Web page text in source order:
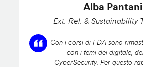
Alba Pantani
Ext. Rel. & Sustainability
Con i corsi di FDA sono
con i temi del digitale,
CyberSecurity. Per questo